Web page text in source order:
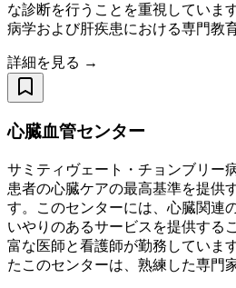
な診断を行うことを重視していま
病学および肝疾患における専門教
詳細を見る →
心臓血管センター
サミティヴェート・チョンブリー
患者の心臓ケアの最高基準を提供
す。このセンターには、心臓関連
いやりのあるサービスを提供する
富な医師と看護師が勤務していま
たこのセンターは、熟練した専門